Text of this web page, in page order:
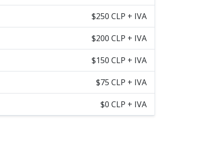
$250 CLP + IVA
$200 CLP + IVA
$150 CLP + IVA
$75 CLP + IVA
$0 CLP + IVA